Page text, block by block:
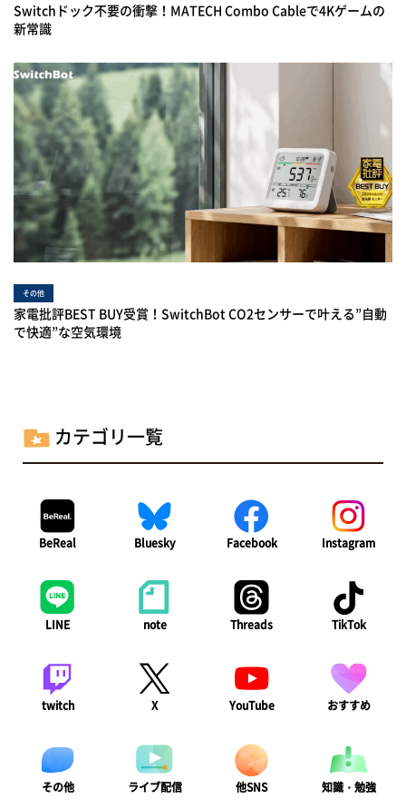
Switchドック不要の衝撃！MATECH Combo Cableで4Kゲームの
新常識
その他
家電批評BEST BUY受賞！SwitchBot CO2センサーで叶える”自動
で快適”な空気環境
カテゴリ一覧
BeReal Bluesky Facebook Instagram
LINE note Threads TikTok
twitch X YouTube おすすめ
その他 ライブ配信 他SNS 知識・勉強